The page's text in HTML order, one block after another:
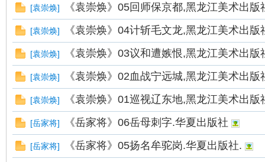
[袁崇焕] 《袁崇焕》05回师保京都,黑龙江美术出版
[袁崇焕] 《袁崇焕》04计斩毛文龙,黑龙江美术出版
[袁崇焕] 《袁崇焕》03议和遭嫉恨,黑龙江美术出版
[袁崇焕] 《袁崇焕》02血战宁远城,黑龙江美术出版
[袁崇焕] 《袁崇焕》01巡视辽东地,黑龙江美术出版
[岳家将] 《岳家将》06岳母刺字.华夏出版社
[岳家将] 《岳家将》05扬名牟驼岗.华夏出版社.